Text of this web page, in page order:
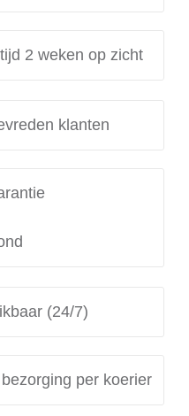
2 weken op zicht
klanten
(24/7)
per koerier